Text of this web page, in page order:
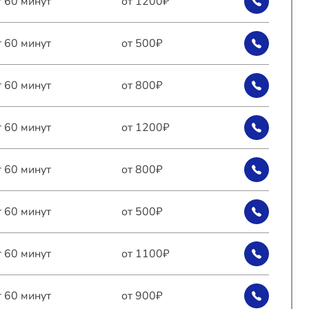
60 минут от 500₽
60 минут от 800₽
60 минут от 1200₽
60 минут от 800₽
60 минут от 500₽
60 минут от 1100₽
60 минут от 900₽